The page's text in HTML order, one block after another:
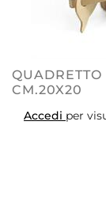
CM.20X20
Accedi per